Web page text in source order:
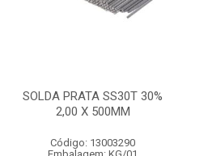
SOLDA PRATA SS30T 30%
2,00 X 500MM
Código: 13003290